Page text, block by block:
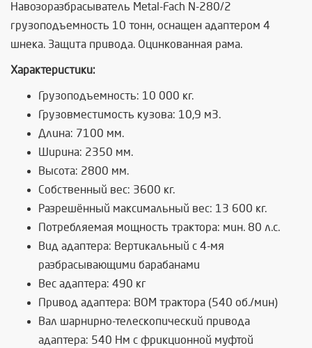
Навозоразбрасыватель Metal-Fach N-280/2
грузоподъемность 10 тонн, оснащен адаптером 4
шнека. Защита привода. Оцинкованная рама.
Характеристики:
Грузоподъемность: 10 000 кг.
Грузовместимость кузова: 10,9 м3.
Длина: 7100 мм.
Ширина: 2350 мм.
Высота: 2800 мм.
Собственный вес: 3600 кг.
Разрешённый максимальный вес: 13 600 кг.
Потребляемая мощность трактора: мин. 80 л.с.
Вид адаптера: Вертикальный с 4-мя
разбрасывающими барабанами
Вес адаптера: 490 кг
Привод адаптера: ВОМ трактора (540 об./мин)
Вал шарнирно-телескопический привода
адаптера: 540 Нм с фрикционной муфтой